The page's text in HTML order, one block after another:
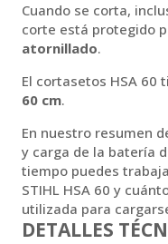
Cuando se corta,
corte está protegido
atornillado.
El cortasetos HSA 60
60 cm.
En nuestro resumen
y carga de la batería
tiempo puedes
STIHL HSA 60 y
utilizada para
DETALLES